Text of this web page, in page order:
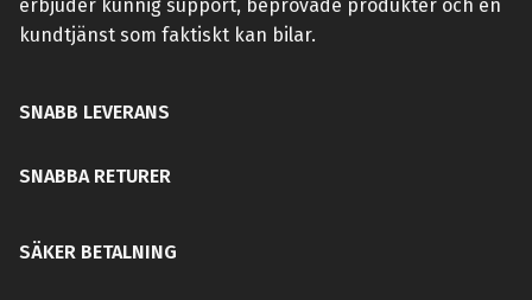
erbjuder kunnig support, beprövade produkter och en
kundtjänst som faktiskt kan bilar.
SNABB LEVERANS
SNABBA RETURER
SÄKER BETALNING